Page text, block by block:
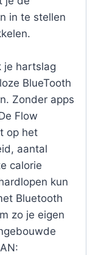
in te stellen
je hartslag
BlueTooth
Zonder apps
Flow
op het
aantal
calorie
kun
Bluetooth
zo je eigen